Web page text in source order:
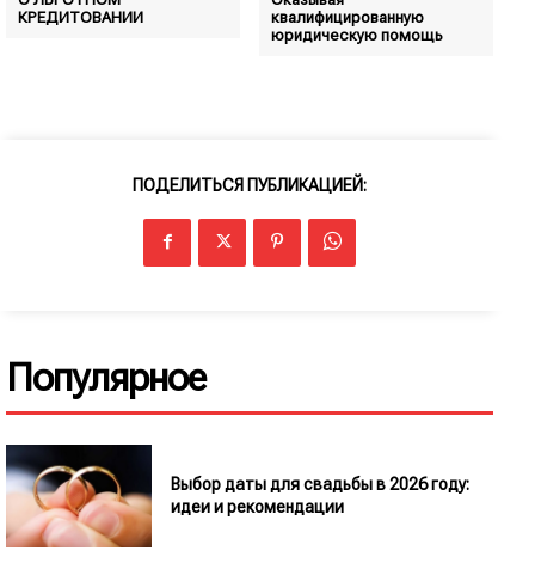
КРЕДИТОВАНИИ
квалифицированную
юридическую помощь
ПОДЕЛИТЬСЯ ПУБЛИКАЦИЕЙ:
Популярное
Выбор даты для свадьбы в 2026 году:
идеи и рекомендации